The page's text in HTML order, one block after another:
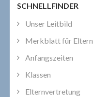
SCHNELLFINDER
Unser Leitbild
Merkblatt für Eltern
Anfangszeiten
Klassen
Elternvertretung